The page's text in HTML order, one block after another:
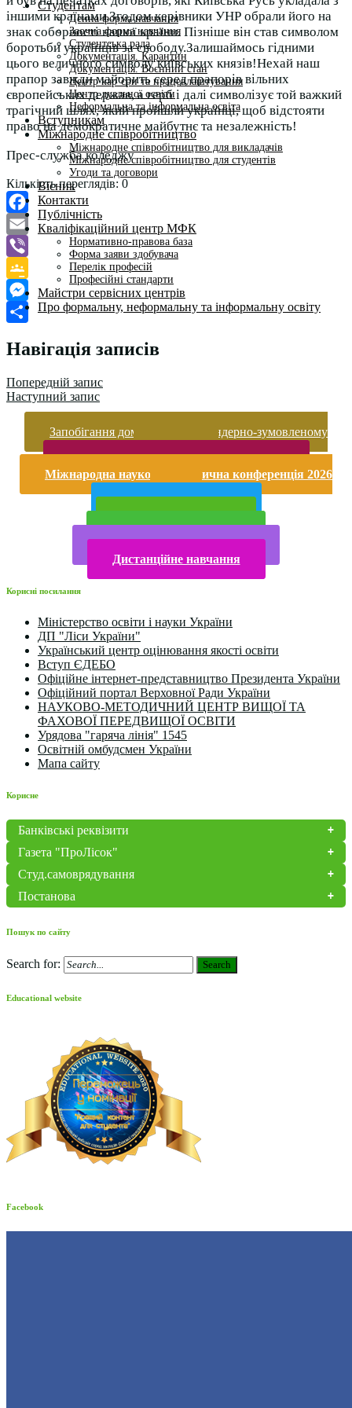
Студентам
Денна форма навчання
Заочна форма навчання
Студентська рада
Документація. Карантин
Документація. Воєнний стан
Центр кар’єри та працевлаштування
Центр дуальної освіти
Неформальна та інформальна освіта
Вступникам
Міжнародне співробітництво
Міжнародне співробітництво для викладачів
Міжнародне співробітництво для студентів
Угоди та договори
Вісник
Контакти
Публічність
Кваліфікаційний центр МФК
Нормативно-правова база
Форма заяви здобувача
Перелік професій
Професійні стандарти
Майстри сервісних центрів
Про формальну, неформальну та інформальну освіту
іншими країнами.Згодом керівники УНР обрали його на
знак соборності нашої країни. Пізніше він став символом
боротьби українців за свободу.Залишаймось гідними
цього величного символу київських князів!Нехай наш
прапор завжди майорить серед прапорів вільних
європейських держав, а герб і далі символізує той важкий
трагічний шлях, який пройшли українці, щоб відстояти
право на демократичне майбутнє та незалежність!
Прес-служба коледжу
Кількість переглядів: 0
Facebook
Email
Viber
Google
Classroom
Messenger
Навігація записів
Попередній запис
Наступний запис
Запобігання домашньому та гендерно-зумовленому
Міжнародна науково-практична конференція 2026
Дистанційне навчання
Корисні посилання
Міністерство освіти і науки України
ДП "Ліси України"
Український центр оцінювання якості освіти
Вступ ЄДЕБО
Офіційне інтернет-представництво Президента України
Офіційний портал Верховної Ради України
НАУКОВО-МЕТОДИЧНИЙ ЦЕНТР ВИЩОЇ ТА
ФАХОВОЇ ПЕРЕДВИЩОЇ ОСВІТИ
Урядова "гаряча лінія" 1545
Освітній омбудсмен України
Мапа сайту
Корисне
Банківські реквізити
Газета "ПроЛісок"
Студ.самоврядування
Постанова
Пошук по сайту
Search for: Search
Educational website
Facebook